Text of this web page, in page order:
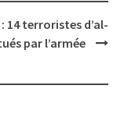
14 terroristes d’al-
par l’armée